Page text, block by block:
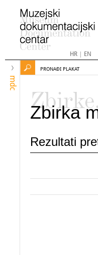
HR| EN
mdc
PRONAĐI PLAKAT
Zbirka
Rezultati